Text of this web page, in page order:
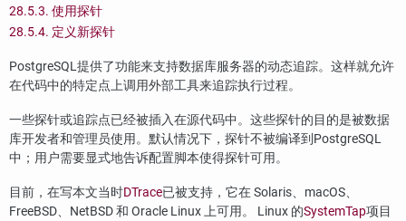
28.5.3. 使用探针
28.5.4. 定义新探针
PostgreSQL提供了功能来支持数据库服务器的动态追踪。这样就允许
在代码中的特定点上调用外部工具来追踪执行过程。
一些探针或追踪点已经被插入在源代码中。这些探针的目的是被数据
库开发者和管理员使用。默认情况下，探针不被编译到 PostgreSQL
中；用户需要显式地告诉配置脚本使得探针可用。
目前，在写本文当时DTrace已被支持，它在 Solaris、macOS、
FreeBSD、NetBSD 和 Oracle Linux 上可用。 Linux 的SystemTap项目